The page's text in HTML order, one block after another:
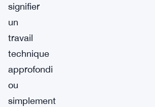
signifier
un
travail
technique
approfondi
ou
simplement